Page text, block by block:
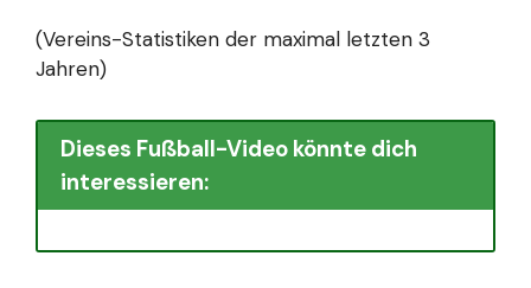
(Vereins-Statistiken der maximal letzten 3
Jahren)
Dieses Fußball-Video könnte dich
interessieren: